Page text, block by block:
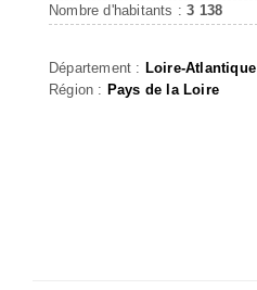
Nombre d'habitants :3 138
Département : Loire-Atlantique
Région : Pays de la Loire